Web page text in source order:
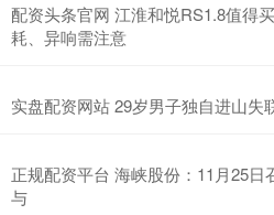
配资头条官网 江淮和悦RS1.8值得
耗、异响需注意
实盘配资网站 29岁男子独自进山失
正规配资平台 海峡股份：11月25
与